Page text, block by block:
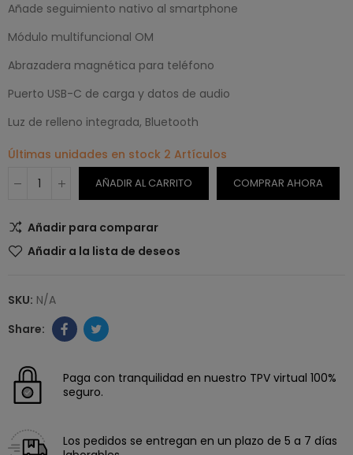
Añade seguimiento nativo al smartphone
Módulo multifuncional OM
Abrazadera magnética para teléfono
Puerto USB-C de carga y datos de audio
Luz de relleno integrada, Bluetooth
Últimas unidades en stock 2 Artículos
AÑADIR AL CARRITO COMPRAR AHORA
Añadir para comparar
Añadir a la lista de deseos
SKU: N/A
Paga con tranquilidad en nuestro TPV virtual 100%
seguro.
Los pedidos se entregan en un plazo de 5 a 7 días